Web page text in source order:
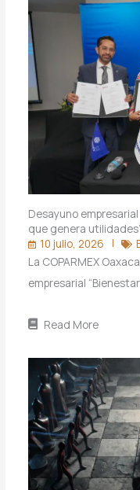
Desayuno
que genera
10 julio, 2026
La COPARMEX
empresarial
Read More